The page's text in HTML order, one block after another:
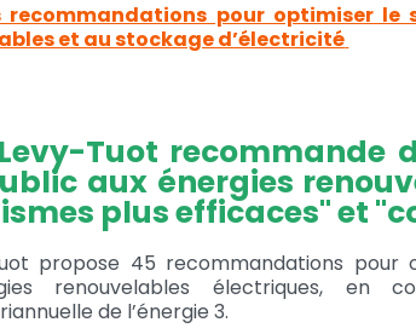
recommandations pour optimiser le
et au stockage d’électricité
Tuot recommande
aux énergies
plus efficaces" et
propose 45 recommandations pour
renouvelables électriques, en
de l’énergie 3.